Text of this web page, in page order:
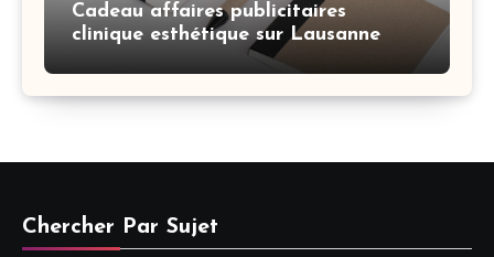
Cadeau affaires publicitaires
clinique esthétique sur Lausanne
Chercher Par Sujet